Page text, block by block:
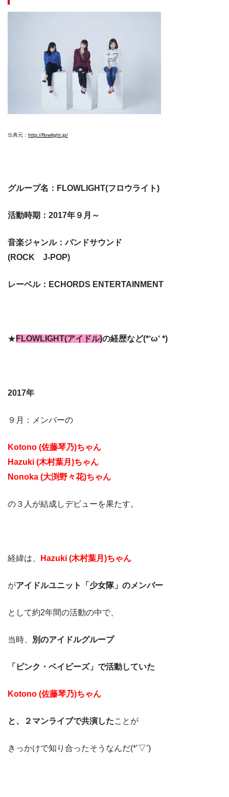
出典元： http://flowlight.jp/
グループ名：FLOWLIGHT(フロウライト)
活動時期：2017年９月～
音楽ジャンル：バンドサウンド
(ROCK J-POP)
レーベル：ECHORDS ENTERTAINMENT
★ FLOWLIGHT(アイドル)の経歴など(*‘ω‘ *)
2017年
９月：メンバーの
Kotono (佐藤琴乃)ちゃん
Hazuki (木村葉月)ちゃん
Nonoka (大渕野々花)ちゃん
の３人が結成しデビューを果たす。
経緯は、 Hazuki (木村葉月)ちゃん
がアイドルユニット「少女隊」のメンバー
として約2年間の活動の中で、
当時、 別のアイドルグループ
「ピンク・ベイビーズ」で活動していた
Kotono (佐藤琴乃)ちゃん
と、２マンライブで共演したことが
きっかけで知り合ったそうなんだ(*’▽’)